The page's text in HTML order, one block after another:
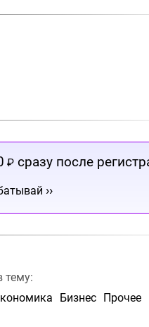
₽ сразу после
››
тему:
Бизнес Прочее